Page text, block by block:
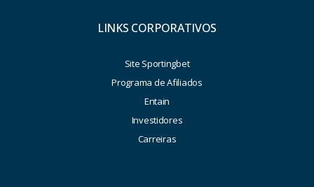
LINKS CORPORATIVOS
Site Sportingbet
Programa de Afiliados
Entain
Investidores
Carreiras